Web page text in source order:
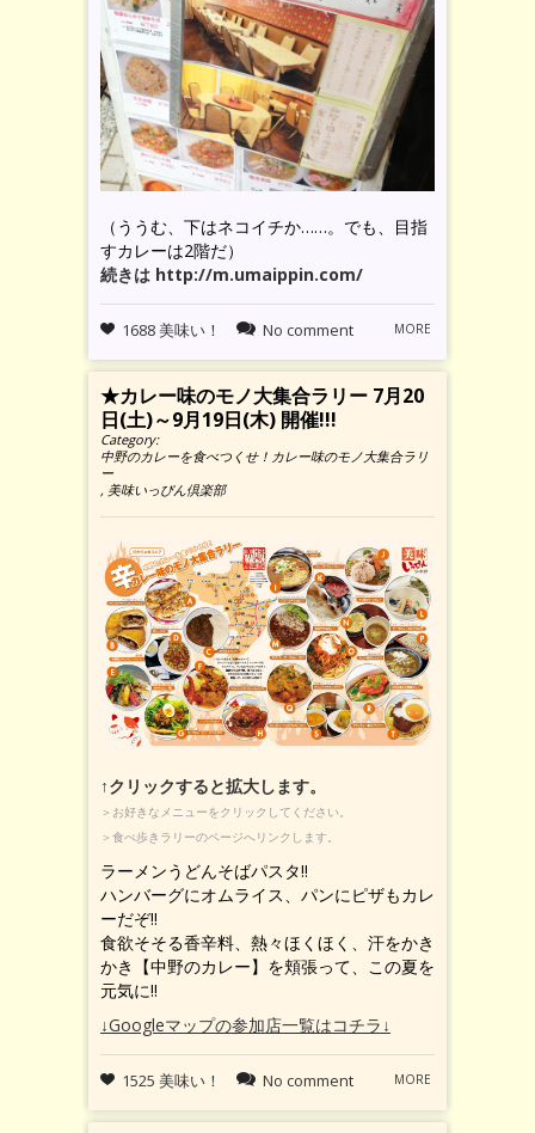
（ううむ、下はネコイチか……。でも、目指
すカレーは2階だ）
続きは http://m.umaippin.com/
1688 美味い！ No comment MORE
★カレー味のモノ大集合ラリー 7月20
日(土)～9月19日(木) 開催!!!
Category:
中野のカレーを食べつくせ！カレー味のモノ大集合ラリ
ー
, 美味いっぴん倶楽部
↑クリックすると拡大します。
＞お好きなメニューをクリックしてください。
＞食べ歩きラリーのページへリンクします。
ラーメンうどんそばパスタ!!
ハンバーグにオムライス、パンにピザもカレ
ーだぞ!!
食欲そそる香辛料、熱々ほくほく、汗をかき
かき【中野のカレー】を頬張って、この夏を
元気に!!
↓Googleマップの参加店一覧はコチラ↓
1525 美味い！ No comment MORE